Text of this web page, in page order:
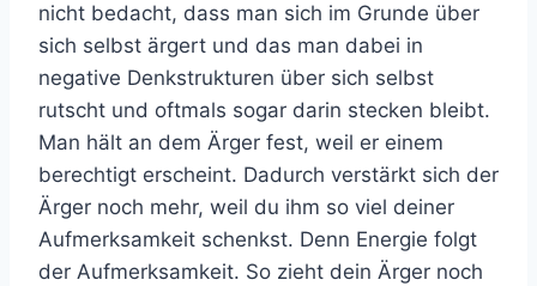
nicht bedacht, dass man sich im Grunde über
sich selbst ärgert und das man dabei in
negative Denkstrukturen über sich selbst
rutscht und oftmals sogar darin stecken bleibt.
Man hält an dem Ärger fest, weil er einem
berechtigt erscheint. Dadurch verstärkt sich der
Ärger noch mehr, weil du ihm so viel deiner
Aufmerksamkeit schenkst. Denn Energie folgt
der Aufmerksamkeit. So zieht dein Ärger noch